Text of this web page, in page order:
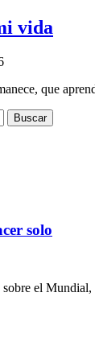
vida
que
solo
el